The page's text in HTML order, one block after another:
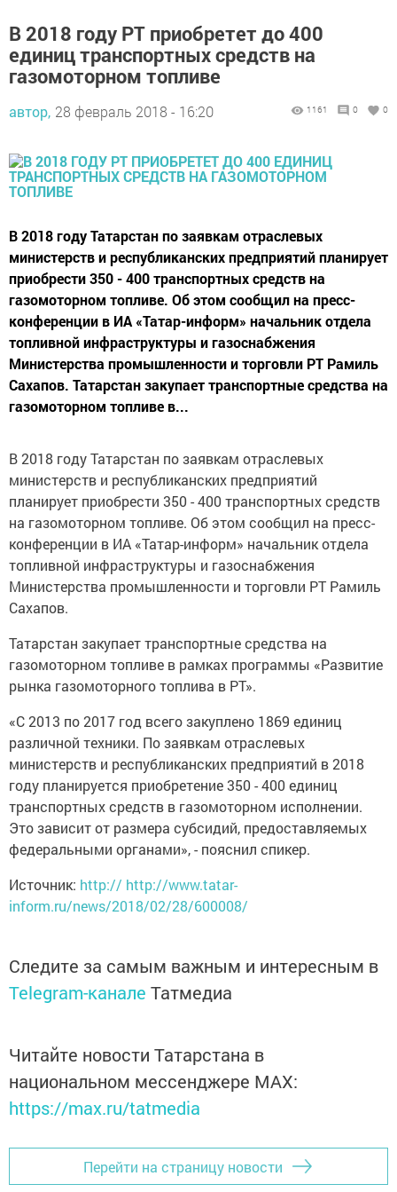
В 2018 году РТ приобретет до 400
единиц транспортных средств на
газомоторном топливе
автор, 28 февраль 2018 - 16:20 1161 0 0
В 2018 году Татарстан по заявкам отраслевых
министерств и республиканских предприятий планирует
приобрести 350 - 400 транспортных средств на
газомоторном топливе. Об этом сообщил на пресс-
конференции в ИА «Татар-информ» начальник отдела
топливной инфраструктуры и газоснабжения
Министерства промышленности и торговли РТ Рамиль
Сахапов. Татарстан закупает транспортные средства на
газомоторном топливе в...
В 2018 году Татарстан по заявкам отраслевых
министерств и республиканских предприятий
планирует приобрести 350 - 400 транспортных средств
на газомоторном топливе. Об этом сообщил на пресс-
конференции в ИА «Татар-информ» начальник отдела
топливной инфраструктуры и газоснабжения
Министерства промышленности и торговли РТ Рамиль
Сахапов.
Татарстан закупает транспортные средства на
газомоторном топливе в рамках программы «Развитие
рынка газомоторного топлива в РТ».
«С 2013 по 2017 год всего закуплено 1869 единиц
различной техники. По заявкам отраслевых
министерств и республиканских предприятий в 2018
году планируется приобретение 350 - 400 единиц
транспортных средств в газомоторном исполнении.
Это зависит от размера субсидий, предоставляемых
федеральными органами», - пояснил спикер.
Источник: http:// http://www.tatar-
inform.ru/news/2018/02/28/600008/
Следите за самым важным и интересным в
Telegram-канале Татмедиа
Читайте новости Татарстана в
национальном мессенджере MАХ:
https://max.ru/tatmedia
Перейти на страницу новости